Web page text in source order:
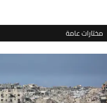
مختارات عامة